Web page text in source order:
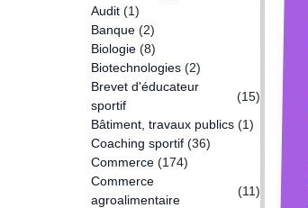
Audit (1)
Banque (2)
Biologie (8)
Biotechnologies (2)
Brevet d'éducateur
sportif
(15)
Bâtiment, travaux publics (1)
Coaching sportif (36)
Commerce (174)
Commerce
agroalimentaire
(11)